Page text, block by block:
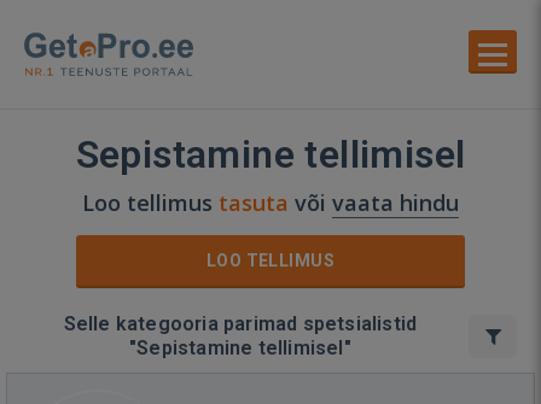
Sepistamine tellimisel
Loo tellimus tasuta või vaata hindu
LOO TELLIMUS
Selle kategooria parimad spetsialistid
"Sepistamine tellimisel"